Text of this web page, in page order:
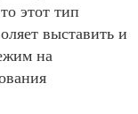
этот тип
выставить и
на